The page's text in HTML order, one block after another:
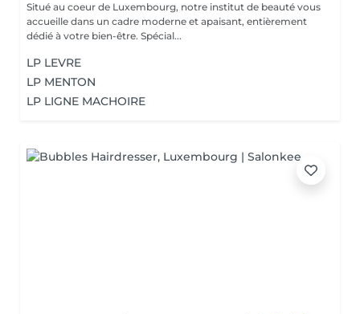
Situé au coeur de Luxembourg, notre institut de beauté vous
accueille dans un cadre moderne et apaisant, entièrement
dédié à votre bien-être. Spécial...
LP LEVRE
LP MENTON
LP LIGNE MACHOIRE